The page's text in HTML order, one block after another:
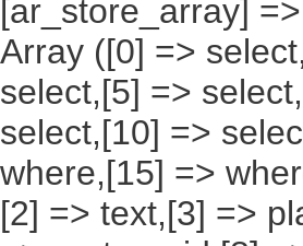
[ar_store_array]
Array ([0] =>
select,[5] =>
select,[10] =>
where,[15] =>
[2] => text,[3] =>